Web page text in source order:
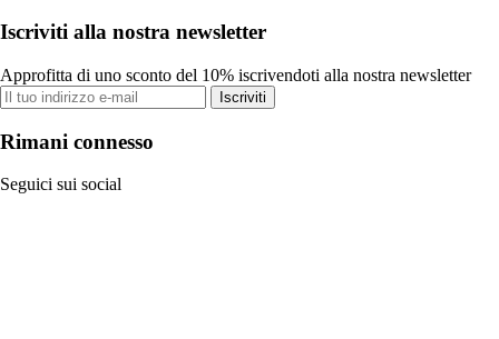
Iscriviti alla nostra newsletter
Approfitta di uno sconto del 10% iscrivendoti alla nostra newsletter
Iscriviti
Rimani connesso
Seguici sui social